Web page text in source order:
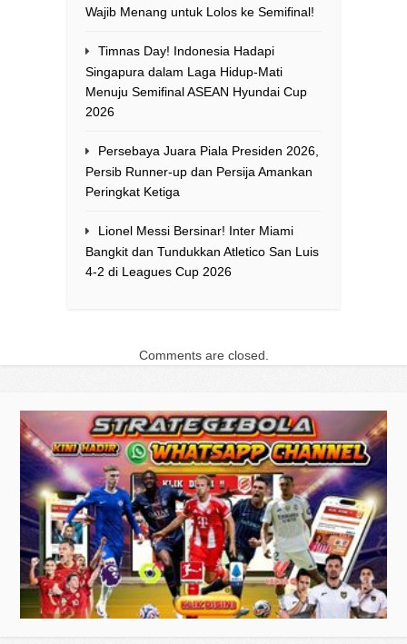
Wajib Menang untuk Lolos ke Semifinal!
Timnas Day! Indonesia Hadapi
Singapura dalam Laga Hidup-Mati
Menuju Semifinal ASEAN Hyundai Cup
2026
Persebaya Juara Piala Presiden 2026,
Persib Runner-up dan Persija Amankan
Peringkat Ketiga
Lionel Messi Bersinar! Inter Miami
Bangkit dan Tundukkan Atletico San Luis
4-2 di Leagues Cup 2026
Comments are closed.